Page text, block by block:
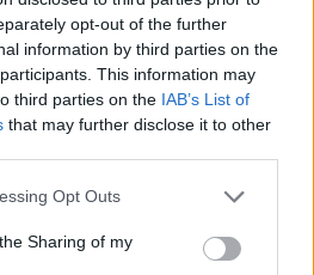
opt-out of the further
information by third parties on the
This information may
third parties on the IAB’s List of
that may further disclose it to other
app uses one or more Google
usage behaviour. You may click to
and its third-party tags to
Opt Outs
Sharing of my
περιπολικό όχημα Λ.Σ.-
και περιπολικό σκάφος
και ανέσυρε χωρίς τις
αλλοδαπή, η οποία
κατάδυσης καταδυτικού